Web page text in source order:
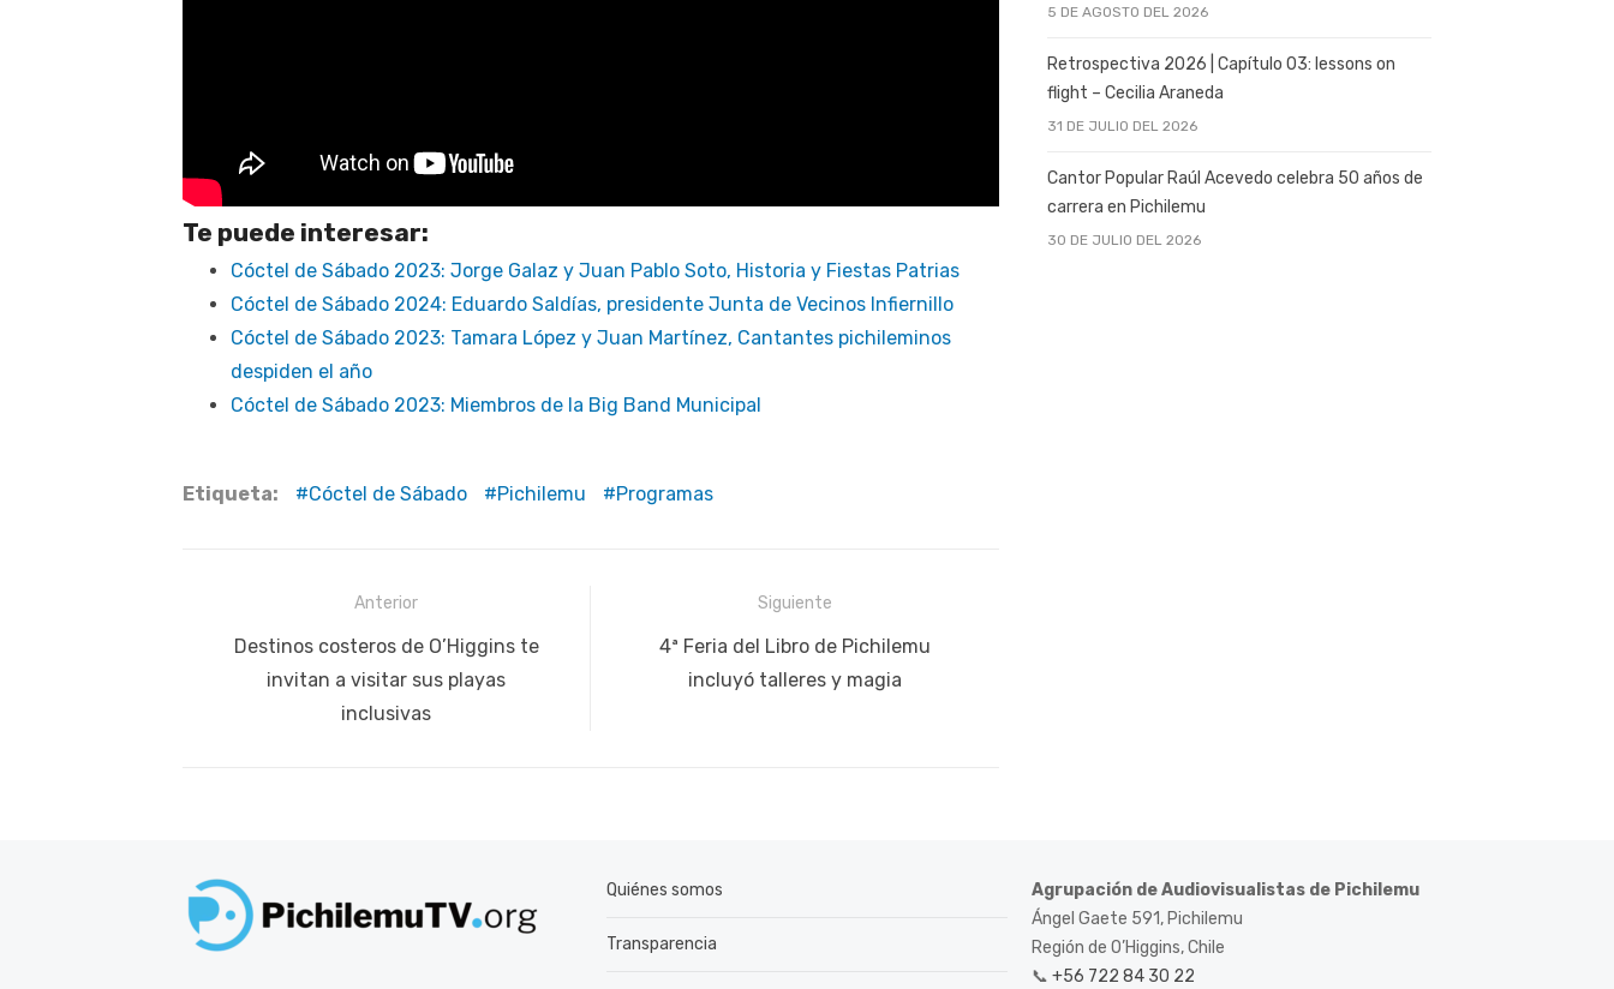
Te puede interesar:
Cóctel de Sábado 2023: Jorge Galaz y Juan Pablo Soto, Historia y Fiestas Patrias
Cóctel de Sábado 2024: Eduardo Saldías, presidente Junta de Vecinos Infiernillo
Cóctel de Sábado 2023: Tamara López y Juan Martínez, Cantantes pichileminos
despiden el año
Cóctel de Sábado 2023: Miembros de la Big Band Municipal
Etiqueta: Cóctel de Sábado Pichilemu Programas
Navegación
entradas
Anterior
Publicación
anterior:
Destinos costeros de O’Higgins te
invitan a visitar sus playas
inclusivas
Siguiente
Siguiente
publicación:
4ª Feria del Libro de Pichilemu
incluyó talleres y magia
5 DE AGOSTO DEL 2026
Retrospectiva 2026 | Capítulo 03: lessons on
flight – Cecilia Araneda
31 DE JULIO DEL 2026
Cantor Popular Raúl Acevedo celebra 50 años de
carrera en Pichilemu
30 DE JULIO DEL 2026
Quiénes somos
Transparencia
Agrupación de Audiovisualistas de Pichilemu
Ángel Gaete 591, Pichilemu
Región de O’Higgins, Chile
📞 +56 722 84 30 22